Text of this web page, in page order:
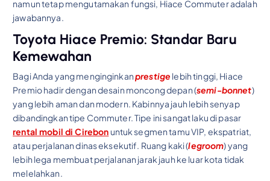
namun tetap mengutamakan fungsi, Hiace Commuter adalah
jawabannya.
Toyota Hiace Premio: Standar Baru
Kemewahan
Bagi Anda yang menginginkanprestigelebih tinggi, Hiace
Premio hadir dengan desain moncong depan (semi-bonnet)
yang lebih aman dan modern. Kabinnya jauh lebih senyap
dibandingkan tipe Commuter. Tipe ini sangat laku di pasar
rental mobil di Cirebon untuk segmen tamu VIP, ekspatriat,
atau perjalanan dinas eksekutif. Ruang kaki (legroom) yang
lebih lega membuat perjalanan jarak jauh ke luar kota tidak
melelahkan.